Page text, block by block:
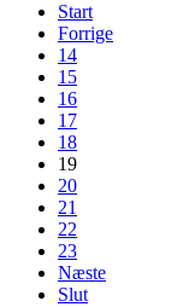
Start
Forrige
14
15
16
17
18
19
20
21
22
23
Næste
Slut